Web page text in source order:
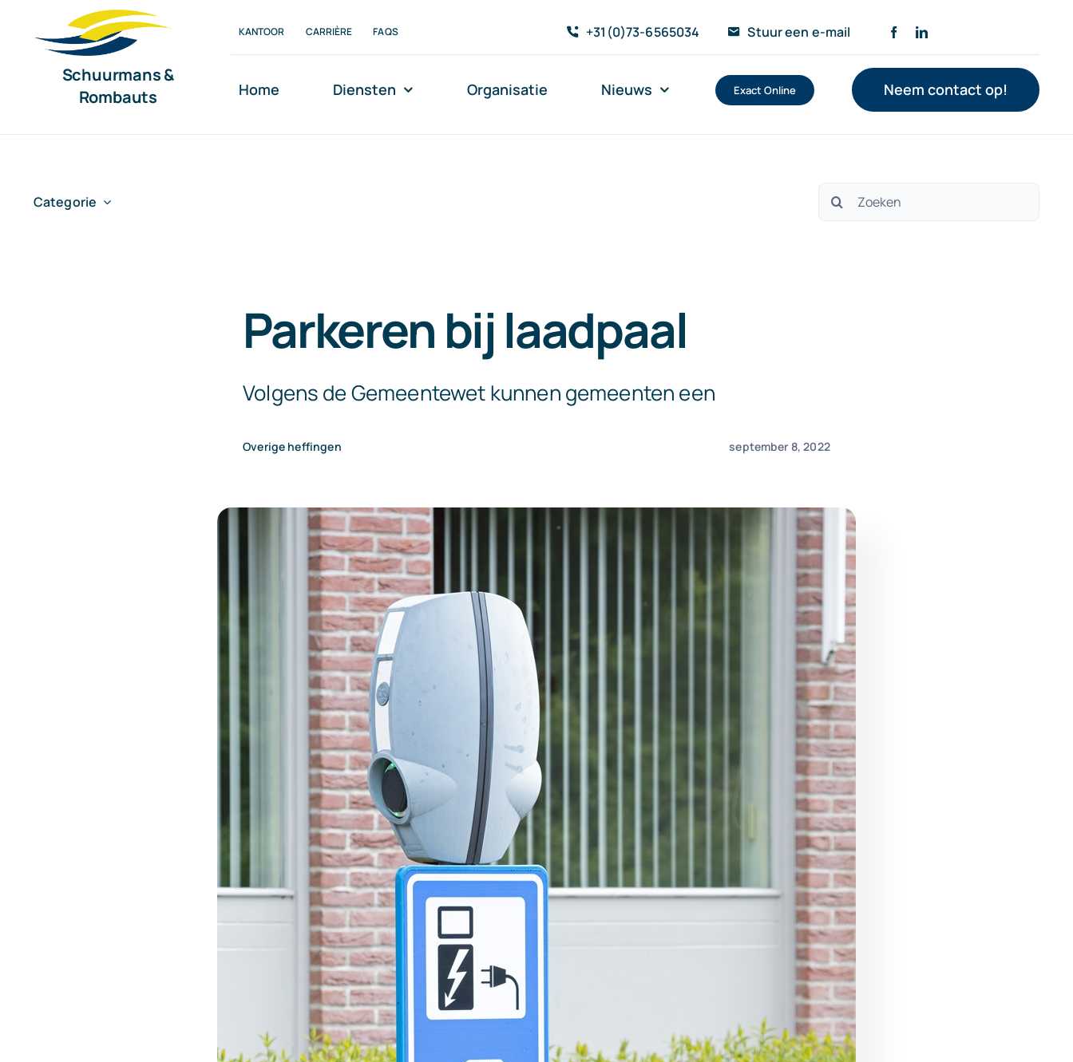
Schuurmans &
Rombauts
KANTOOR CARRIÈRE FAQS +31(0)73-6565034 Stuur een e-mail
Home Diensten Organisatie Nieuws Exact Online Neem contact op!
Categorie
Zoeken
Parkeren bij laadpaal
Volgens de Gemeentewet kunnen gemeenten een
Overige heffingen september 8, 2022